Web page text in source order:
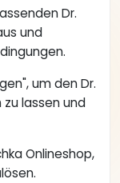
Dr.
und
um den Dr.
lassen und
Onlineshop,